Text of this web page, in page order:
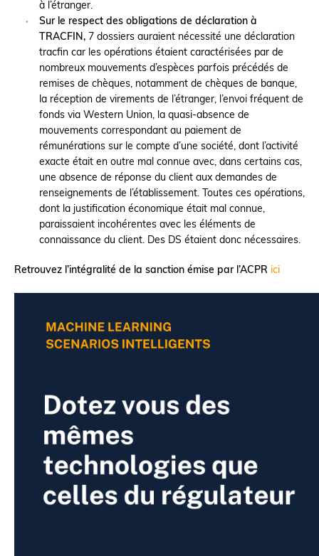
à l’étranger.
Sur le respect des obligations de déclaration à
TRACFIN, 7 dossiers auraient nécessité une déclaration
tracfin car les opérations étaient caractérisées par de
nombreux mouvements d’espèces parfois précédés de
remises de chèques, notamment de chèques de banque,
la réception de virements de l’étranger, l’envoi fréquent de
fonds via Western Union, la quasi-absence de
mouvements correspondant au paiement de
rémunérations sur le compte d’une société, dont l’activité
exacte était en outre mal connue avec, dans certains cas,
une absence de réponse du client aux demandes de
renseignements de l’établissement. Toutes ces opérations,
dont la justification économique était mal connue,
paraissaient incohérentes avec les éléments de
connaissance du client. Des DS étaient donc nécessaires.
Retrouvez l’intégralité de la sanction émise par l’ACPR ici